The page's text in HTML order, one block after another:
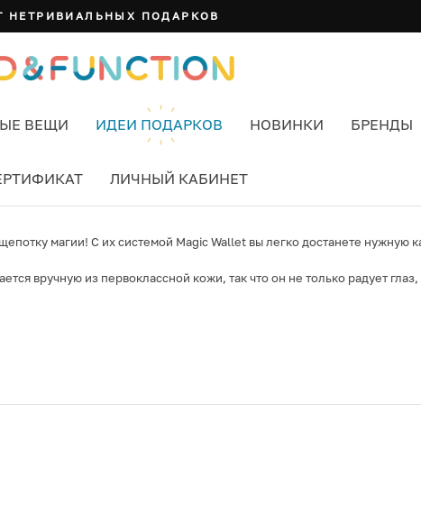
НЕТРИВИАЛЬНЫХ ПОДАРКОВ
ВЕЩИ ИДЕИ ПОДАРКОВ НОВИНКИ БРЕНДЫ
ЛИЧНЫЙ КАБИНЕТ
магии! С их системой Magic Wallet вы легко достанете нужную
вручную из первоклассной кожи, так что он не только радует